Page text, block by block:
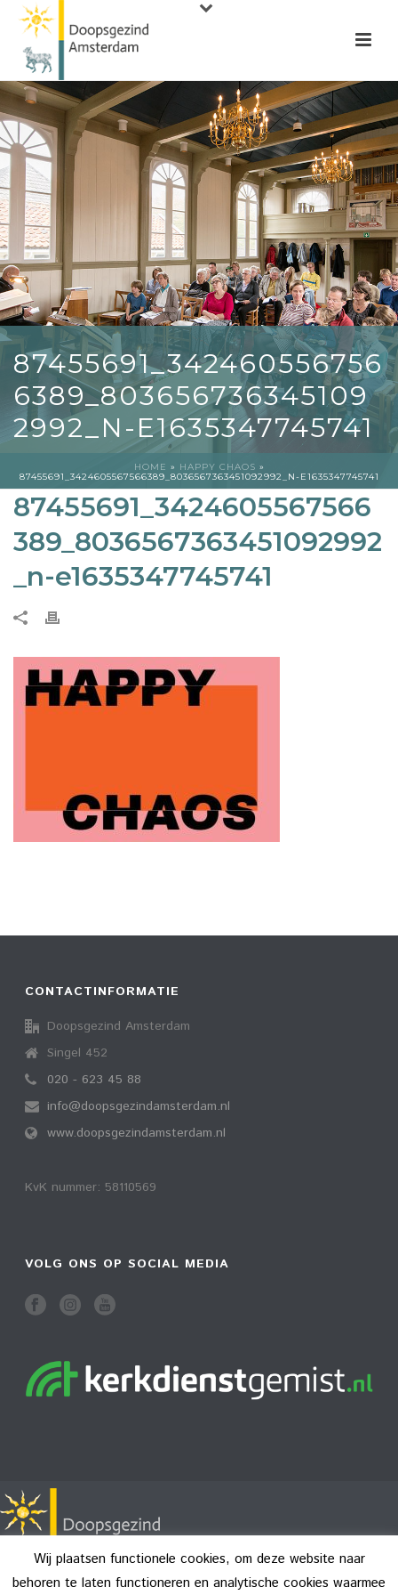
87455691_342460556756
6389_803656736345109
2992_N-E1635347745741
HOME » HAPPY CHAOS »
87455691_3424605567566389_8036567363451092992_N-E1635347745741
87455691_3424605567566
389_8036567363451092992
_n-e1635347745741
CONTACTINFORMATIE
Doopsgezind Amsterdam
Singel 452
020 - 623 45 88
info@doopsgezindamsterdam.nl
www.doopsgezindamsterdam.nl
KvK nummer: 58110569
VOLG ONS OP SOCIAL MEDIA
Wij plaatsen functionele cookies, om deze website naar
behoren te laten functioneren en analytische cookies waarmee